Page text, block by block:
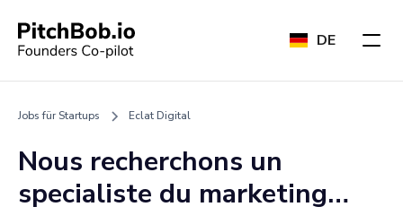
DE
Jobs für Startups Eclat Digital
Nous recherchons un
specialiste du marketing